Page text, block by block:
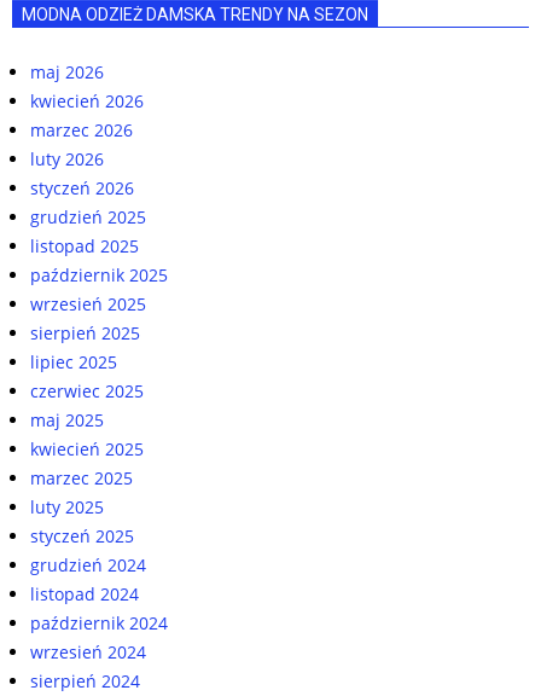
MODNA ODZIEŻ DAMSKA TRENDY NA SEZON
maj 2026
kwiecień 2026
marzec 2026
luty 2026
styczeń 2026
grudzień 2025
listopad 2025
październik 2025
wrzesień 2025
sierpień 2025
lipiec 2025
czerwiec 2025
maj 2025
kwiecień 2025
marzec 2025
luty 2025
styczeń 2025
grudzień 2024
listopad 2024
październik 2024
wrzesień 2024
sierpień 2024